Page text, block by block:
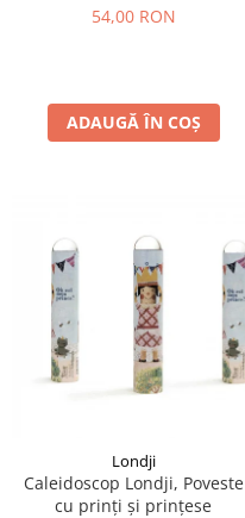
54,00 RON
ADAUGĂ ÎN COȘ
Londji
Caleidoscop Londji, Poveste
cu prinți și prințese